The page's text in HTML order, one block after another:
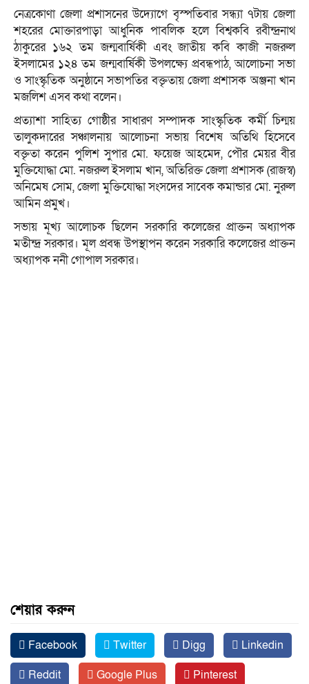
নেত্রকোণা জেলা প্রশাসনের উদ্যোগে বৃস্পতিবার সন্ধ্যা ৭টায় জেলা
শহরের মোক্তারপাড়া আধুনিক পাবলিক হলে বিশ্বকবি রবীন্দ্রনাথ
ঠাকুরের ১৬২ তম জন্মবার্ষিকী এবং জাতীয় কবি কাজী নজরুল
ইসলামের ১২৪ তম জন্মবার্ষিকী উপলক্ষ্যে প্রবন্ধপাঠ, আলোচনা সভা
ও সাংস্কৃতিক অনুষ্ঠানে সভাপতির বক্তৃতায় জেলা প্রশাসক অঞ্জনা খান
মজলিশ এসব কথা বলেন।
প্রত্যাশা সাহিত্য গোষ্ঠীর সাধারণ সম্পাদক সাংস্কৃতিক কর্মী চিন্ময়
তালুকদারের সঞ্চালনায় আলোচনা সভায় বিশেষ অতিথি হিসেবে
বক্তৃতা করেন পুলিশ সুপার মো. ফয়েজ আহমেদ, পৌর মেয়র বীর
মুক্তিযোদ্ধা মো. নজরুল ইসলাম খান, অতিরিক্ত জেলা প্রশাসক (রাজস্ব)
অনিমেষ সোম, জেলা মুক্তিযোদ্ধা সংসদের সাবেক কমান্ডার মো. নুরুল
আমিন প্রমুখ।
সভায় মূখ্য আলোচক ছিলেন সরকারি কলেজের প্রাক্তন অধ্যাপক
মতীন্দ্র সরকার। মূল প্রবন্ধ উপস্থাপন করেন সরকারি কলেজের প্রাক্তন
অধ্যাপক ননী গোপাল সরকার।
শেয়ার করুন
Facebook Twitter Digg
Linkedin
Reddit
Google Plus
Pinterest